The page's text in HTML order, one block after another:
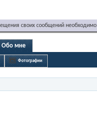
своих сообщений необходимо
Обо мне
Фотографии